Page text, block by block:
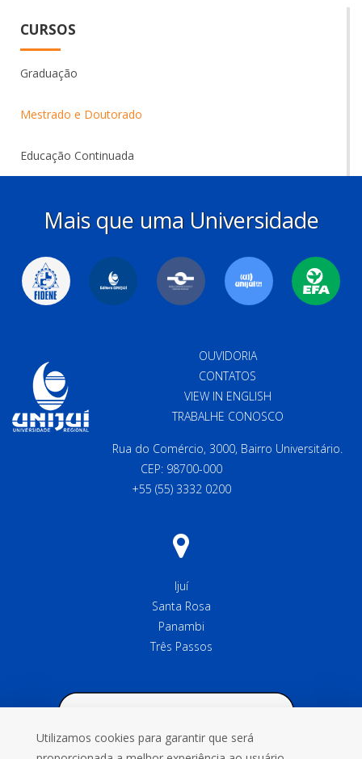
CURSOS
Graduação
Mestrado e Doutorado
Educação Continuada
Mais que uma Universidade
OUVIDORIA
CONTATOS
VIEW IN ENGLISH
TRABALHE CONOSCO
Rua do Comércio, 3000, Bairro Universitário.
CEP: 98700-000
+55 (55) 3332 0200
Ijuí
Santa Rosa
Panambi
Três Passos
Utilizamos cookies para garantir que será